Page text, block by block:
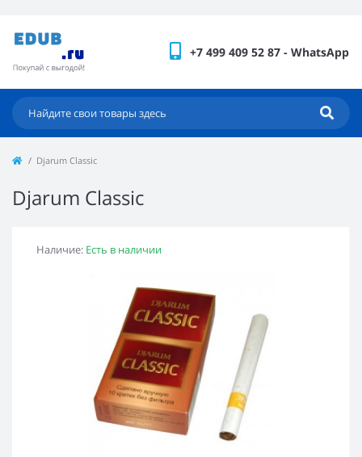
+7 499 409 52 87 - WhatsApp
Djarum Classic
Djarum Classic
Наличие: Есть в наличии